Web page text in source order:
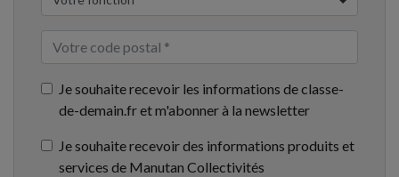
Je souhaite recevoir les informations de classe-
de-demain.fr et m'abonner à la newsletter
Je souhaite recevoir des informations produits et
services de Manutan Collectivités